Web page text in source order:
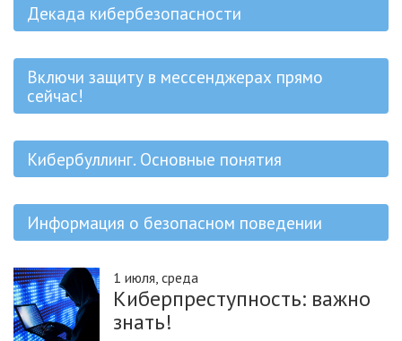
Декада кибербезопасности
Включи защиту в мессенджерах прямо
сейчас!
Кибербуллинг. Основные понятия
Информация о безопасном поведении
1 июля, среда
Киберпреступность: важно
знать!